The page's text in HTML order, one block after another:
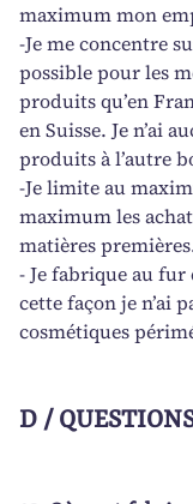
maximum mon
-Je me concentre
possible pour les
produits qu’en
en Suisse. Je n’ai
produits à l’autre
-Je limite au
maximum les
matières
- Je fabrique au fur
cette façon je n’ai
cosmétiques
D /